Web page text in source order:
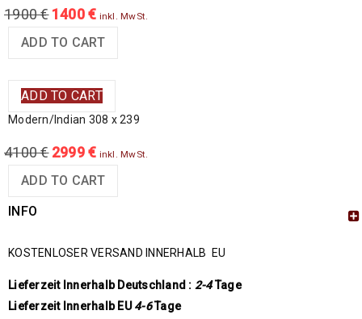
1900€ 1400€ inkl. MwSt.
ADD TO CART
ADD TO CART
Modern/Indian 308 x 239
4100€ 2999€ inkl. MwSt.
ADD TO CART
INFO
KOSTENLOSER VERSAND INNERHALB EU
Lieferzeit Innerhalb Deutschland : 2-4Tage
Lieferzeit Innerhalb EU4-6Tage